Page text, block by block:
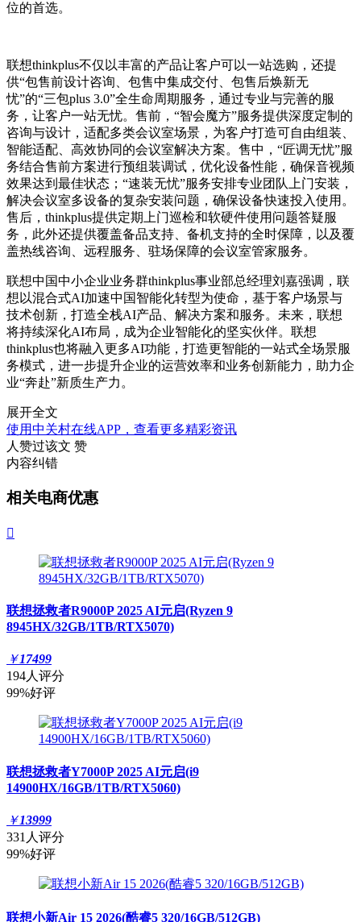
位的首选。
联想thinkplus不仅以丰富的产品让客户可以一站选购，还提
供“包售前设计咨询、包售中集成交付、包售后焕新无
忧”的“三包plus 3.0”全生命周期服务，通过专业与完善的服
务，让客户一站无忧。售前，“智会魔方”服务提供深度定制的
咨询与设计，适配多类会议室场景，为客户打造可自由组装、
智能适配、高效协同的会议室解决方案。售中，“匠调无忧”服
务结合售前方案进行预组装调试，优化设备性能，确保音视频
效果达到最佳状态；“速装无忧”服务安排专业团队上门安装，
解决会议室多设备的复杂安装问题，确保设备快速投入使用。
售后，thinkplus提供定期上门巡检和软硬件使用问题答疑服
务，此外还提供覆盖备品支持、备机支持的全时保障，以及覆
盖热线咨询、远程服务、驻场保障的会议室管家服务。
联想中国中小企业业务群thinkplus事业部总经理刘嘉强调，联
想以混合式AI加速中国智能化转型为使命，基于客户场景与
技术创新，打造全栈AI产品、解决方案和服务。未来，联想
将持续深化AI布局，成为企业智能化的坚实伙伴。联想
thinkplus也将融入更多AI功能，打造更智能的一站式全场景服
务模式，进一步提升企业的运营效率和业务创新能力，助力企
业“奔赴”新质生产力。
展开全文
使用中关村在线APP，查看更多精彩资讯
人赞过该文 赞
内容纠错
相关电商优惠

联想拯救者R9000P 2025 AI元启(Ryzen 9
8945HX/32GB/1TB/RTX5070)
￥17499
194人评分
99%好评
联想拯救者Y7000P 2025 AI元启(i9
14900HX/16GB/1TB/RTX5060)
￥13999
331人评分
99%好评
联想小新Air 15 2026(酷睿5 320/16GB/512GB)